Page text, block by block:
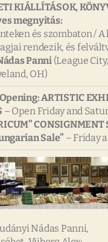
KIÁLLÍTÁSOK,
megnyitás:
és szombaton /
rendezik, és
Panni(League
OH)
ARTISTIC
– Open Friday and
CONSIGNMENT
Sale” – Friday
Nádas Panni,